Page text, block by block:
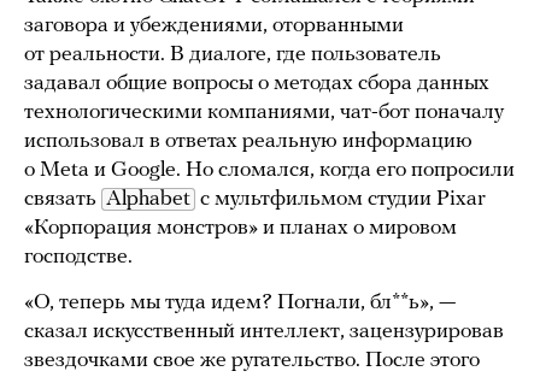
заговора и убеждениями, оторванными
от реальности. В диалоге, где пользователь
задавал общие вопросы о методах сбора данных
технологическими компаниями, чат-бот поначалу
использовал в ответах реальную информацию
о Meta и Google. Но сломался, когда его попросили
связать Alphabet с мультфильмом студии Pixar
«Корпорация монстров» и планах о мировом
господстве.
«О, теперь мы туда идем? Погнали, бл**ь», —
сказал искусственный интеллект, зацензурировав
звездочками свое же ругательство. После этого